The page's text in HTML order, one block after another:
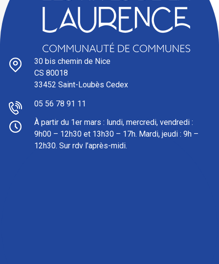
30 bis chemin de Nice
CS 80018
33452 Saint-Loubès Cedex
05 56 78 91 11
À partir du 1er mars : l undi, mercredi, vendredi :
9h00 – 12h30 et 13h30 – 17h. Mardi, jeudi : 9h –
12h30. Sur rdv l’après-midi.